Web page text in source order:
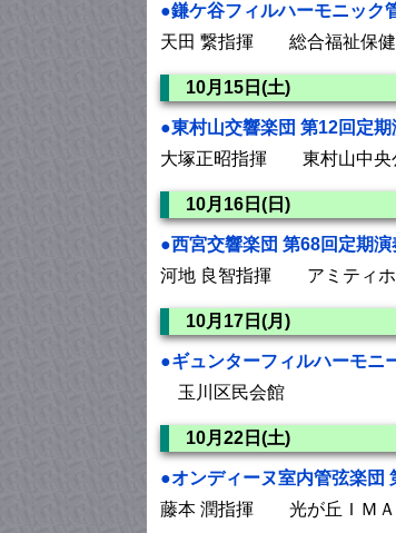
●鎌ケ谷フィルハーモニック
天田 繋指揮 総合福祉保健
10月15日(土)
●東村山交響楽団 第12回定期
大塚正昭指揮 東村山中央
10月16日(日)
●西宮交響楽団 第68回定期演
河地 良智指揮 アミティホ
10月17日(月)
●ギュンターフィルハーモニ
玉川区民会館
10月22日(土)
●オンディーヌ室内管弦楽団
藤本 潤指揮 光が丘ＩＭＡ